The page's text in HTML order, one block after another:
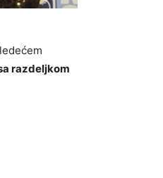
razdeljkom